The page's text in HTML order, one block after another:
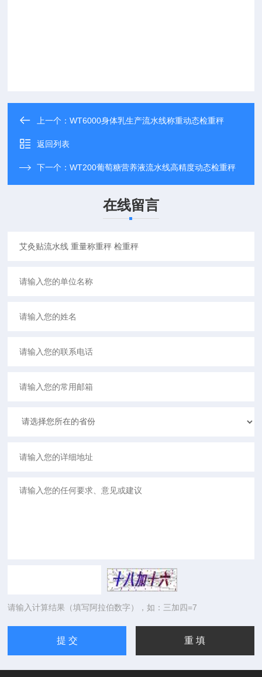
上一个：WT6000身体乳生产流水线称重动态检重秤
返回列表
下一个：WT200葡萄糖营养液流水线高精度动态检重秤
在线留言
请输入计算结果（填写阿拉伯数字），如：三加四=7